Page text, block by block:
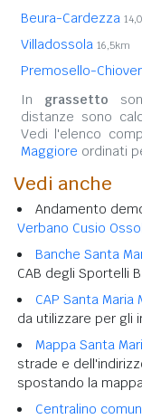
Beura-Cardezza
Villadossola 16,5km
Premosello-
In grassetto
distanze sono
Vedi l'elenco
Maggiore ordinati
Vedi anche
Andamento
Verbano Cusio
Banche Santa
CAB degli Sportelli
CAP Santa Maria
da utilizzare per gli
Mappa Santa
strade e
spostando la
Centralino